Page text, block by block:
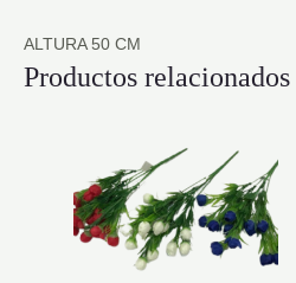
ALTURA 50 CM
Productos relacionados